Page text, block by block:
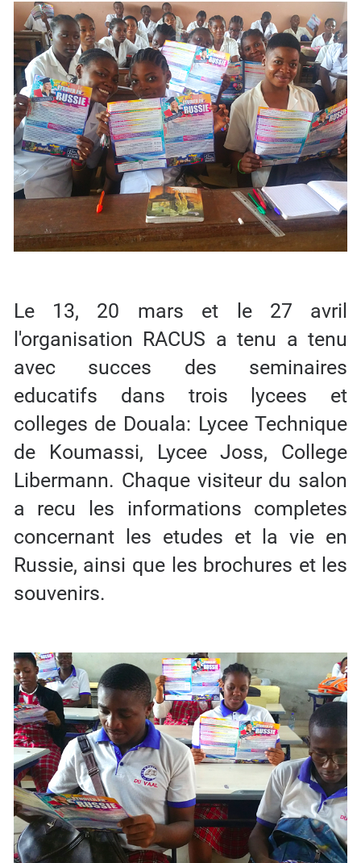
Le 13, 20 mars et le 27 avril
l'organisation RACUS a tenu a tenu
avec succes des seminaires
educatifs dans trois lycees et
colleges de Douala: Lycee Technique
de Koumassi, Lycee Joss, Сollege
Libermann. Chaque visiteur du salon
a recu les informations completes
concernant les etudes et la vie en
Russie, ainsi que les brochures et les
souvenirs.